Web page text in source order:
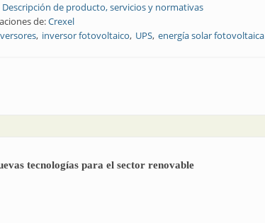
Descripción de producto, servicios y normativas
de:Crexel
inversor fotovoltaico UPS energía solar fotovoltaica
Energía limpia para impulsar bombas
tecnologías para el sector renovable